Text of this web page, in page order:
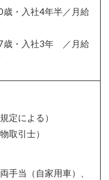
・入社4年半／月給
歳・入社3年 ／月給
定による）
取引士）
手当（自家用車）、